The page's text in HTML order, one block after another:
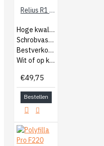
Relius R1 PRO
Hoge kwaliteit muurverf voor binnen
Schrobvast en dekkend klasse 1
Bestverkochte product van Relius
Wit of op kleur gemengd
€49,75
Bestellen